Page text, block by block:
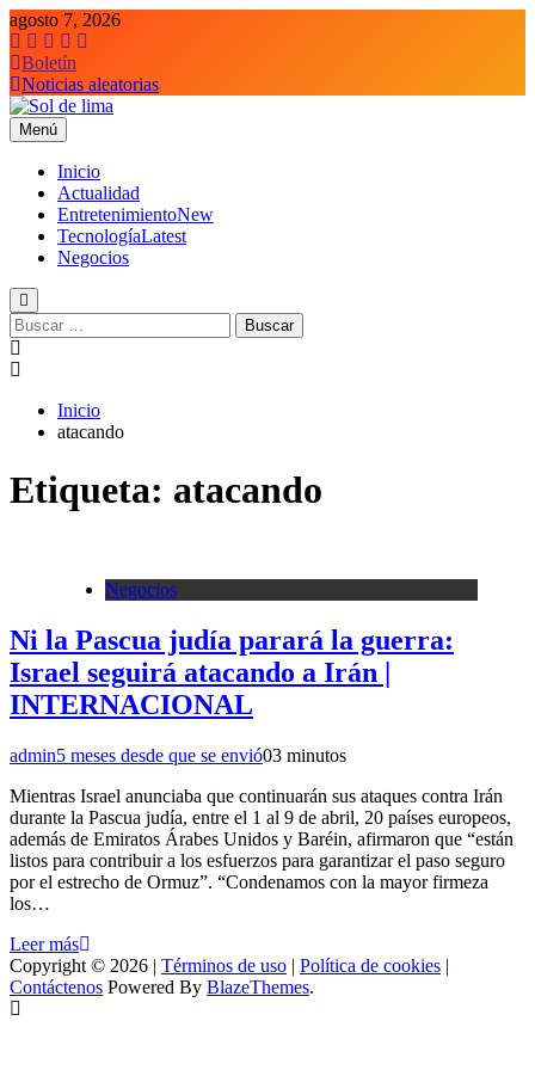
Saltar
al
contenido
agosto 7, 2026
Boletín
Noticias aleatorias
Sol de lima
Menú
Inicio
Actualidad
EntretenimientoNew
TecnologíaLatest
Negocios
Buscar:
Inicio
atacando
Etiqueta: atacando
Negocios
Ni la Pascua judía parará la guerra:
Israel seguirá atacando a Irán |
INTERNACIONAL
admin5 meses desde que se envió03 minutos
Mientras Israel anunciaba que continuarán sus ataques contra Irán
durante la Pascua judía, entre el 1 al 9 de abril, 20 países europeos,
además de Emiratos Árabes Unidos y Baréin, afirmaron que “están
listos para contribuir a los esfuerzos para garantizar el paso seguro
por el estrecho de Ormuz”. “Condenamos con la mayor firmeza
los…
Leer más
Copyright © 2026 | Términos de uso | Política de cookies |
Contáctenos Powered By BlazeThemes.